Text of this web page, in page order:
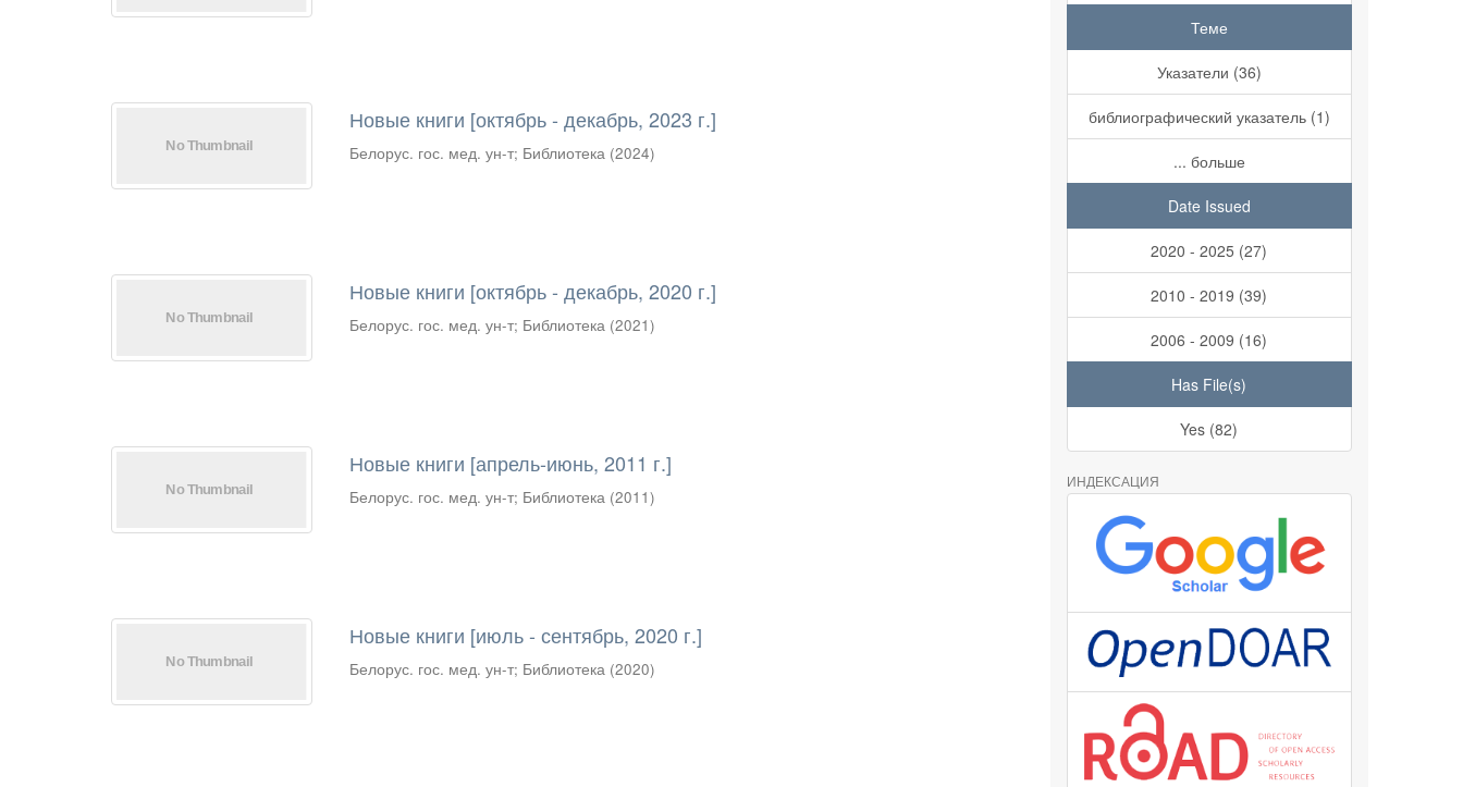
Новые книги [октябрь - декабрь, 2023 г.]
Белорус. гос. мед. ун-т; Библиотека (2024)
Новые книги [октябрь - декабрь, 2020 г.]
Белорус. гос. мед. ун-т; Библиотека (2021)
Новые книги [апрель-июнь, 2011 г.]
Белорус. гос. мед. ун-т; Библиотека (2011)
Новые книги [июль - сентябрь, 2020 г.]
Белорус. гос. мед. ун-т; Библиотека (2020)
Теме
Указатели (36)
библиографический указатель (1)
... больше
Date Issued
2020 - 2025 (27)
2010 - 2019 (39)
2006 - 2009 (16)
Has File(s)
Yes (82)
ИНДЕКСАЦИЯ